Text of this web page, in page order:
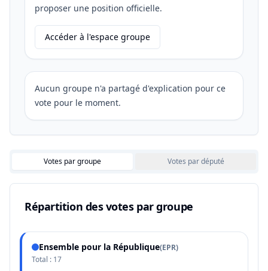
proposer une position officielle.
Accéder à l'espace groupe
Aucun groupe n'a partagé d'explication pour ce
vote pour le moment.
Votes par groupe Votes par député
Répartition des votes par groupe
Ensemble pour la République(EPR)
Total : 17